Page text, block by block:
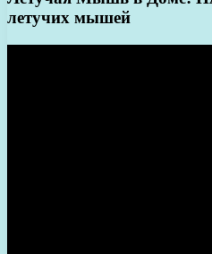
летучих мышей